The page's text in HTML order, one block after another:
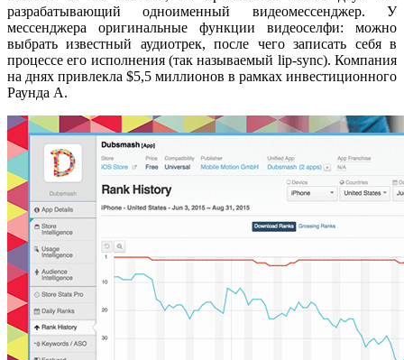
разрабатывающий одноименный видеомессенджер. У
мессенджера оригинальные функции видеоселфи: можно
выбрать известный аудиотрек, после чего записать себя в
процессе его исполнения (так называемый lip-sync). Компания
на днях привлекла $5,5 миллионов в рамках инвестиционного
Раунда А.